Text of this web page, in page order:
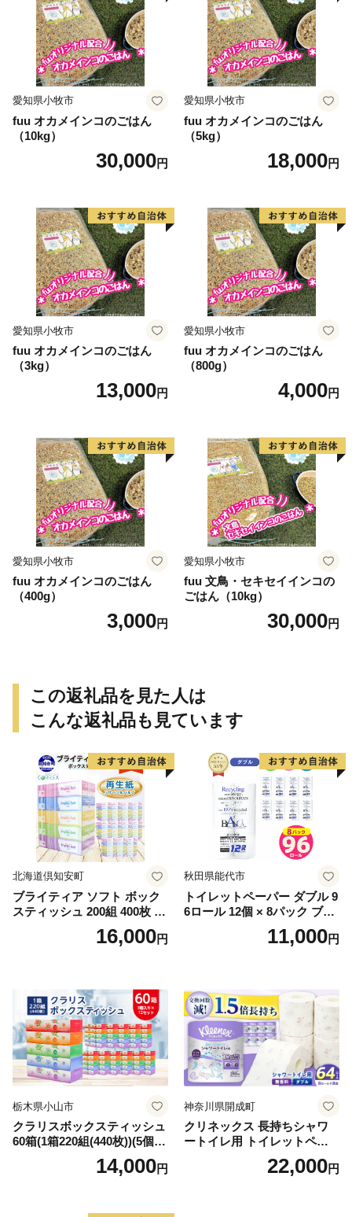
愛知県小牧市
fuu オカメインコのごはん
（10kg）
30,000円
愛知県小牧市
fuu オカメインコのごはん
（5kg）
18,000円
愛知県小牧市
fuu オカメインコのごはん
（3kg）
13,000円
愛知県小牧市
fuu オカメインコのごはん
（800g）
4,000円
愛知県小牧市
fuu オカメインコのごはん
（400g）
3,000円
愛知県小牧市
fuu 文鳥・セキセイインコの
ごはん（10kg）
30,000円
この返礼品を見た人は
こんな返礼品も見ています
北海道倶知安町
ブライティア ソフト ボック
スティッシュ 200組 400枚 60
箱 日本製 まとめ買い ティッ
シュ リサイクル 長持 防災 常
倶知安町 日用品
16,000円
秋田県能代市
トイレットペーパー ダブル 9
6ロール 12個 × 8パック ブラ
ンカ 再生紙 100％ 芯あり 日
用品 消耗品 無香料 生活用品
11,000円
栃木県小山市
クラリスボックスティッシュ
60箱(1箱220組(440枚))(5個入
り×12セット)【1256759】
14,000円
神奈川県開成町
クリネックス 長持ちシャワ
ートイレ用 トイレットペー
パー（ダブル）64ロール(8ロ
ール×8パック) 開成町 トイレ
22,000円